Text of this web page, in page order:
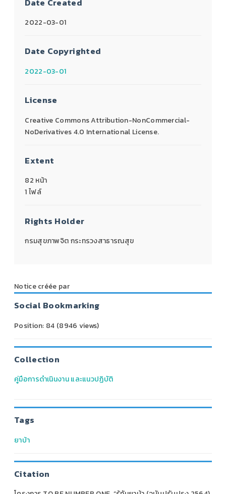
Date Created
2022-03-01
Date Copyrighted
2022-03-01
License
Creative Commons Attribution-NonCommercial-
NoDerivatives 4.0 International License.
Extent
82 หน้า
1 ไฟล์
Rights Holder
กรมสุขภาพจิต กระทรวงสาธารณสุข
Notice créée par
Social Bookmarking
Position: 84 (8946 views)
Collection
คู่มือการดำเนินงาน และแนวปฏิบัติ
Tags
ยาบ้า
Citation